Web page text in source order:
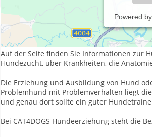
Powered by
CAT4DOGS Hundeerziehung ist eine
Hundeverhaltenstherapie, bzw. der
Auf der Seite finden Sie Informationen zur
Hundezucht, über Krankheiten, die
Die Erziehung und Ausbildung von Hund
Problemhund mit Problemverhalten liegt
und genau dort sollte ein guter
Bei CAT4DOGS Hundeerziehung steht die